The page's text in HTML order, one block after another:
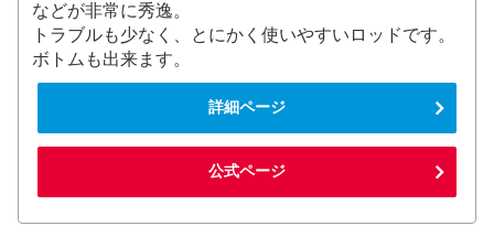
などが非常に秀逸。
トラブルも少なく、とにかく使いやすいロッドです。
ボトムも出来ます。
詳細ページ
公式ページ